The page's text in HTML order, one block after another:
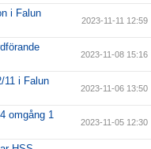
i Falun
2023-11-11 12:59
2023-11-08 15:16
11 i Falun
2023-11-06 13:50
omgång 1
2023-11-05 12:30